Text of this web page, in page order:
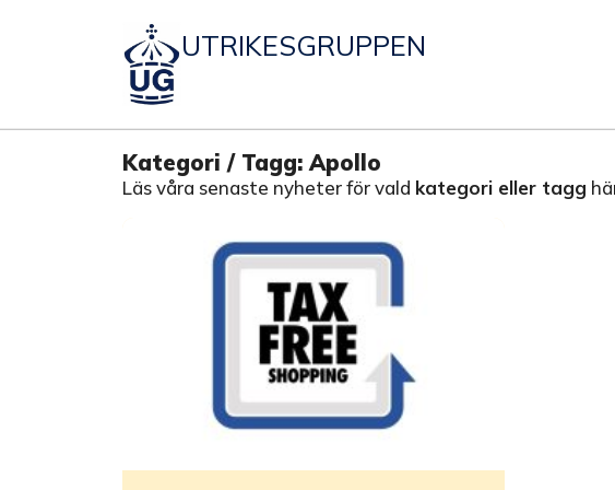
UTRIKESGRUPPEN
Kategori / Tagg: Apollo
Läs våra senaste nyheter för vald kategori eller tagg